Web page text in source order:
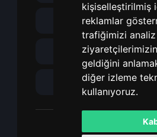
kişiselleştirilmiş
reklamlar
trafiğimizi
geldiğini
diğer izleme
kullanıyoruz.
Xbox ile
Minecraft ile
Roblox ile
Hesabınız yok mu?